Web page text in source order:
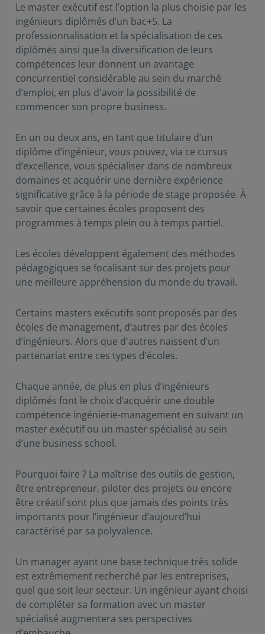
Le master exécutif est l’option la plus choisie par les
ingénieurs diplômés d’un bac+5. La
professionnalisation et la spécialisation de ces
diplômés ainsi que la diversification de leurs
compétences leur donnent un avantage
concurrentiel considérable au sein du marché
d’emploi, en plus d'avoir la possibilité de
commencer son propre business.
En un ou deux ans, en tant que titulaire d’un
diplôme d’ingénieur, vous pouvez, via ce cursus
d’excellence, vous spécialiser dans de nombreux
domaines et acquérir une dernière expérience
significative grâce à la période de stage proposée. À
savoir que certaines écoles proposent des
programmes à temps plein ou à temps partiel.
Les écoles développent également des méthodes
pédagogiques se focalisant sur des projets pour
une meilleure appréhension du monde du travail.
Certains masters exécutifs sont proposés par des
écoles de management, d’autres par des écoles
d’ingénieurs. Alors que d'autres naissent d’un
partenariat entre ces types d’écoles.
Chaque année, de plus en plus d’ingénieurs
diplômés font le choix d’acquérir une double
compétence ingénierie-management en suivant un
master exécutif ou un master spécialisé au sein
d’une business school.
Pourquoi faire ? La maîtrise des outils de gestion,
être entrepreneur, piloter des projets ou encore
être créatif sont plus que jamais des points très
importants pour l’ingénieur d’aujourd’hui
caractérisé par sa polyvalence.
Un manager ayant une base technique très solide
est extrêmement recherché par les entreprises,
quel que soit leur secteur. Un ingénieur ayant choisi
de compléter sa formation avec un master
spécialisé augmentera ses perspectives